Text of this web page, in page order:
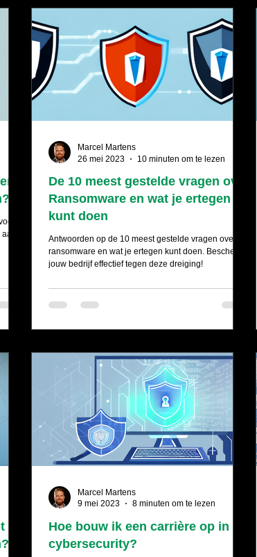
De 10 meest gestelde vragen over
Ransomware en wat je ertegen
kunt doen
Antwoorden op de 10 meest gestelde vragen over
ransomware en wat je ertegen kunt doen. Bescherm
jouw bedrijf effectief tegen deze dreiging!
Marcel Martens
26 mei 2023
10 minuten om te lezen
Hoe bouw ik een carrière op in
cybersecurity?
Marcel Martens
9 mei 2023
8 minuten om te lezen